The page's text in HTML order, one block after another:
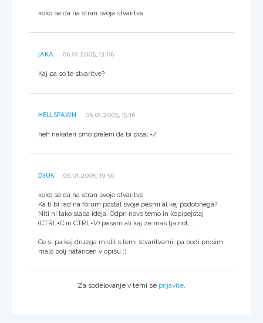
koko se da na stran svoje stvaritve
JAKA 06.01.2005, 13:06
Kaj pa so te stvaritve?
HELLSPAWN 06.01.2005, 15:16
heh nekateri smo preleni da bi pisal =/
D3U5 06.01.2005, 19:36
koko se da na stran svoje stvaritve
Ka ti bi rad na forum postal svoje pesmi al kej podobnega?
Niti ni tako slaba ideja. Odpri novo temo in kopipejstaj
(CTRL+C in CTRL+V) pesem ali kaj ze mas tja not...
Ce si pa kaj druzga mislil s temi stvaritvami, pa bodi prosim
malo bolj natancen v opisu ;)
Za sodelovanje v temi se prijavite